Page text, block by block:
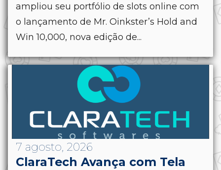
ampliou seu portfólio de slots online com
o lançamento de Mr. Oinkster’s Hold and
Win 10,000, nova edição de...
7 agosto, 2026
ClaraTech Avança com Tela